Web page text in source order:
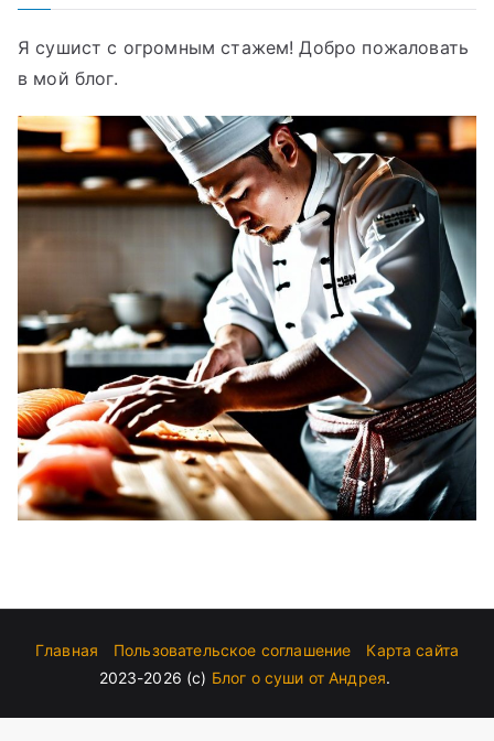
Я сушист с огромным стажем! Добро пожаловать
в мой блог.
Главная Пользовательское соглашение
Карта сайта
2023-2026 (c) Блог о суши от Андрея.